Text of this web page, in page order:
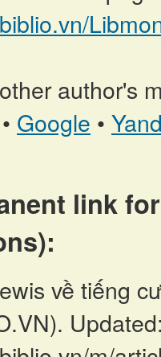
author's
• Google •
link
về tiếng